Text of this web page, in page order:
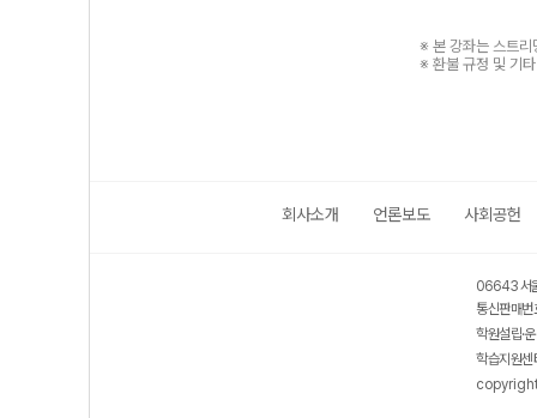
※ 본 강좌는 스트리
※ 환불 규정 및 기
회사소개 언론보도 사회공헌
06643 서
통신판매
학원설립·
학습지원